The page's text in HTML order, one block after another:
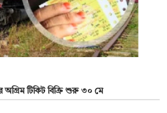
অগ্রিম টিকিট বিক্রি শুরু ৩০ মে